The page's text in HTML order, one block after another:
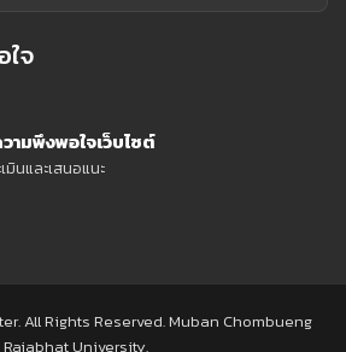
ใจ
ามพึงพอใจเว็บไซต์
มินและเสนอแนะ
All Rights Reserved. Muban Chombueng
Rajabhat University.